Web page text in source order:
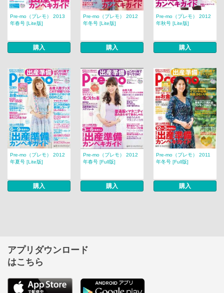
Pre-mo（プレモ） 2013
年春号 [Lite版]
購入
Pre-mo（プレモ） 2012
年冬号 [Lite版]
購入
Pre-mo（プレモ） 2012
年秋号 [Lite版]
購入
Pre-mo（プレモ） 2012
年夏号 [Lite版]
購入
Pre-mo（プレモ） 2012
年春号 [Full版]
購入
Pre-mo（プレモ） 2011
年冬号 [Full版]
購入
アプリダウンロード
はこちら